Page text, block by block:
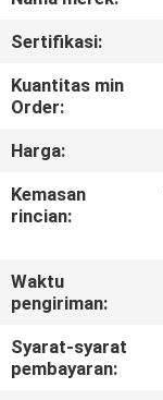
VR
KAMI
PABRIK
KONTROL
KUALITAS
Sertifikasi:
Kuantitas min
Order:
Harga:
Kemasan
rincian:
Waktu
pengiriman:
Syarat-syarat
pembayaran: